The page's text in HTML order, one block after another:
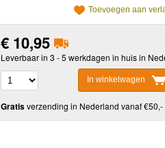
Toevoegen aan
€ 10,95
Leverbaar in 3 - 5 werkdagen in huis in
In winkelwagen
Gratisverzending in Nederland vanaf €50,-